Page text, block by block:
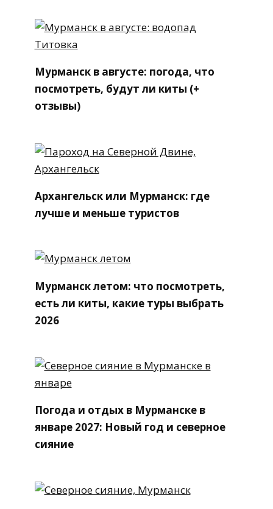
Мурманск в августе: погода, что
посмотреть, будут ли киты (+
отзывы)
Архангельск или Мурманск: где
лучше и меньше туристов
Мурманск летом: что посмотреть,
есть ли киты, какие туры выбрать
2026
Погода и отдых в Мурманске в
январе 2027: Новый год и северное
сияние